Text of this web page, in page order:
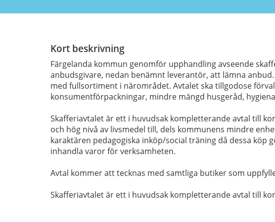
Kort beskrivning
Färgelanda kommun genomför upphandling avseende
anbudsgivare, nedan benämnt leverantör, att lämna
med fullsortiment i närområdet. Avtalet ska tillgodose
konsumentförpackningar, mindre mängd husgeråd,
Skafferiavtalet är ett i huvudsak kompletterande avtal till
och hög nivå av livsmedel till, dels kommunens mindre
karaktären pedagogiska inköp/social träning då dessa
inhandla varor för verksamheten.
Avtal kommer att tecknas med samtliga butiker som
Skafferiavtalet är ett i huvudsak kompletterande avtal till